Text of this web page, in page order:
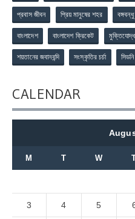
প্রবাস জীবন প্রিয় মানুষের শহর বঙ্গবন্ধু
বাংলাদেশ বাংলাদেশ ক্রিকেট
শয়তানের জবানবন্দি সংস্কৃতির চর্চা সিডনি
CALENDAR
M T W
3 4 5